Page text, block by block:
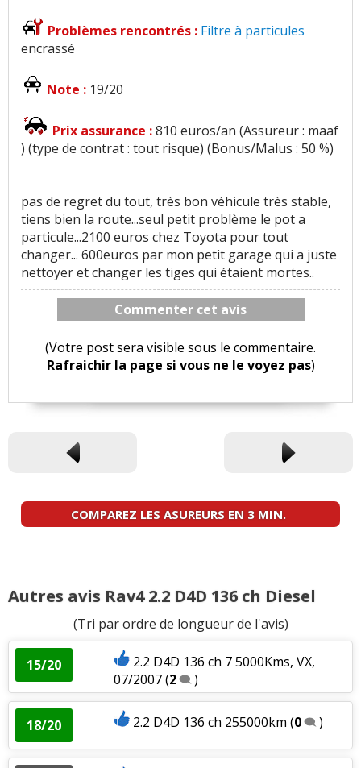
Problèmes rencontrés : Filtre à particules
encrassé
Note : 19/20
Prix assurance :810 euros/an (Assureur : maaf
) (type de contrat : tout risque) (Bonus/Malus : 50 %)
pas de regret du tout, très bon véhicule très stable,
tiens bien la route...seul petit problème le pot a
particule...2100 euros chez Toyota pour tout
changer... 600euros par mon petit garage qui a juste
nettoyer et changer les tiges qui étaient mortes..
Commenter cet avis
(Votre post sera visible sous le commentaire.
Rafraichir la page si vous ne le voyez pas)
COMPAREZ LES ASUREURS EN 3 MIN.
Autres avis Rav4 2.2 D4D 136 ch Diesel
(Tri par ordre de longueur de l'avis)
15/20
2.2 D4D 136 ch 7 5000Kms, VX,
07/2007(2 )
18/20 2.2 D4D 136 ch 255000km (0 )